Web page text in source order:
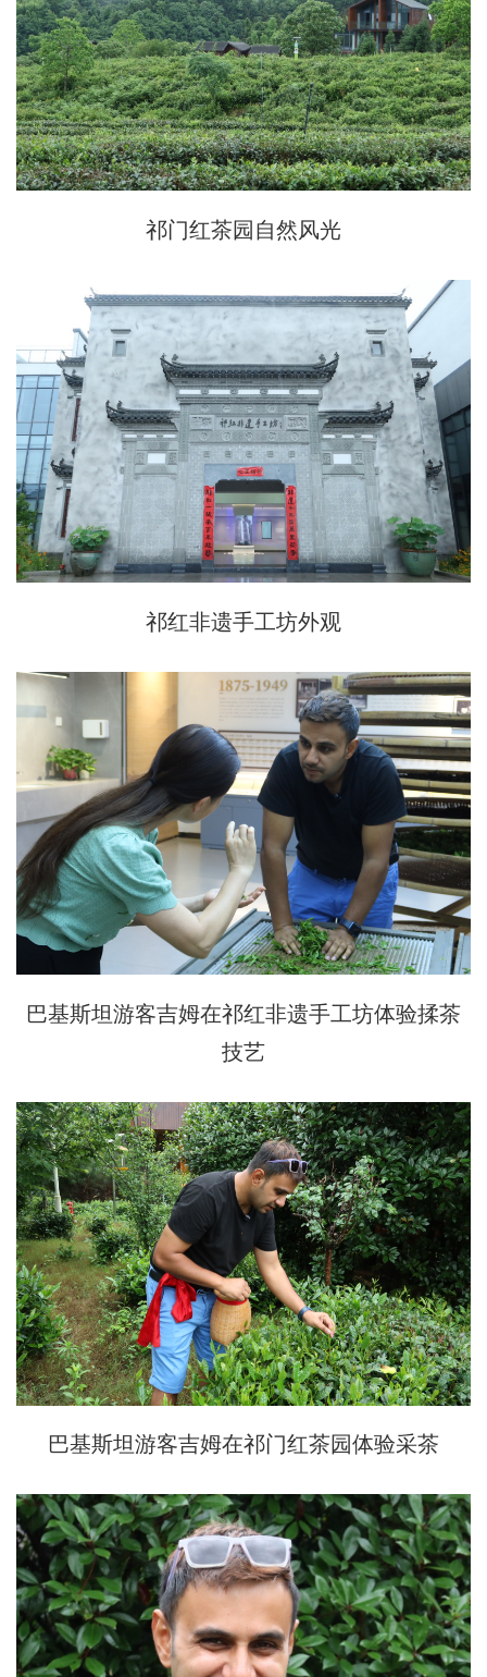
祁门红茶园自然风光
祁红非遗手工坊外观
巴基斯坦游客吉姆在祁红非遗手工坊体验揉茶
技艺
巴基斯坦游客吉姆在祁门红茶园体验采茶